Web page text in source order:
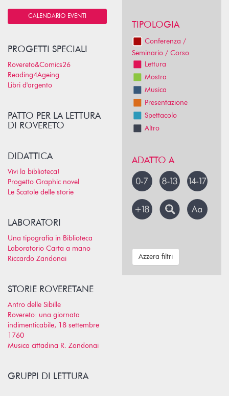
CALENDARIO EVENTI
PROGETTI SPECIALI
Rovereto&Comics26
Reading4Ageing
Libri d'argento
PATTO PER LA LETTURA
DI ROVERETO
DIDATTICA
Vivi la biblioteca!
Progetto Graphic novel
Le Scatole delle storie
LABORATORI
Una tipografia in Biblioteca
Laboratorio Carta a mano
Riccardo Zandonai
STORIE ROVERETANE
Antro delle Sibille
Rovereto: una giornata
indimenticabile, 18 settembre
1760
Musica cittadina R. Zandonai
GRUPPI DI LETTURA
TIPOLOGIA
Conferenza /
Seminario / Corso
Lettura
Mostra
Musica
Presentazione
Spettacolo
Altro
ADATTO A
Azzera filtri